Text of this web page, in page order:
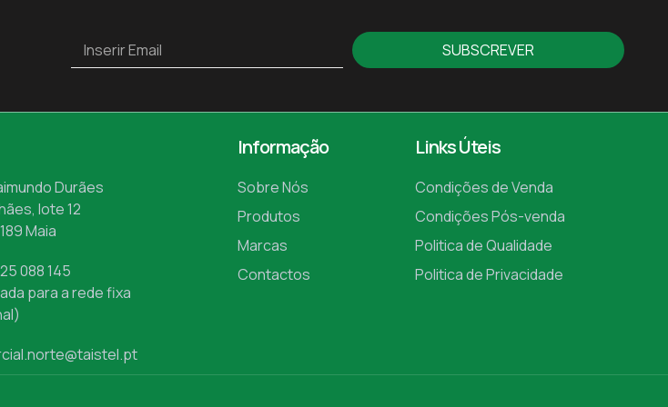
SUBSCREVER
Durães
lote 12
Maia
088 145
para a rede fixa
Informação
Sobre Nós
Produtos
Marcas
Contactos
Links Úteis
Condições de Venda
Condições Pós-venda
Politica de Qualidade
Politica de Privacidade